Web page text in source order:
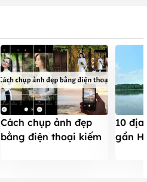
Cách chụp ảnh đẹp
bằng điện thoại kiếm
10
gần